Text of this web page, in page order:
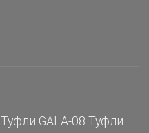
Туфли GALA-08 Туфли